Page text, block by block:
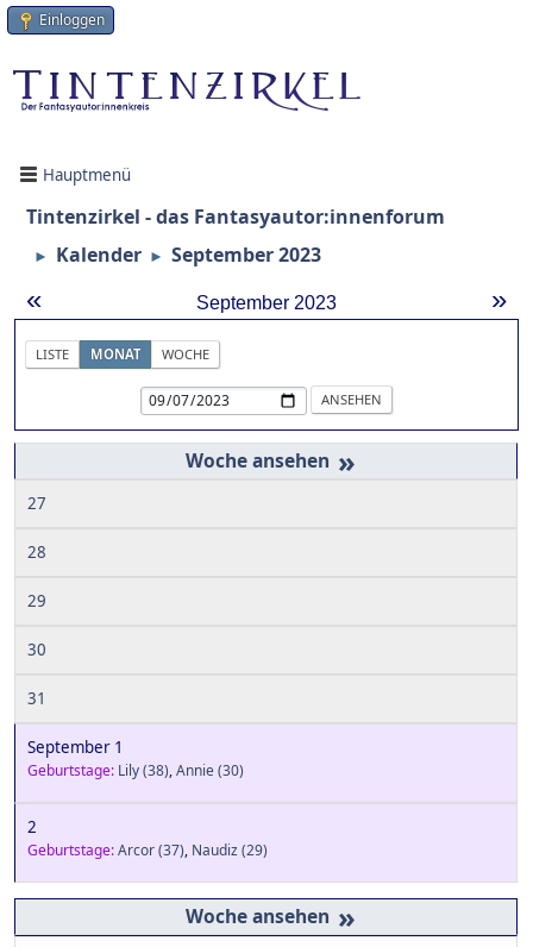
Einloggen
Hauptmenü
Tintenzirkel - das Fantasyautor:innenforum
► Kalender ► September 2023
« »
September 2023
LISTE MONAT WOCHE
»
27
28
29
30
31
September 1
Geburtstage: Lily(38),Annie(30)
2
Geburtstage:Arcor(37), Naudiz(29)
»